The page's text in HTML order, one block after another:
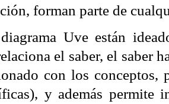
forman parte de
Uve están
el saber, el saber
con los conceptos,
y además permite